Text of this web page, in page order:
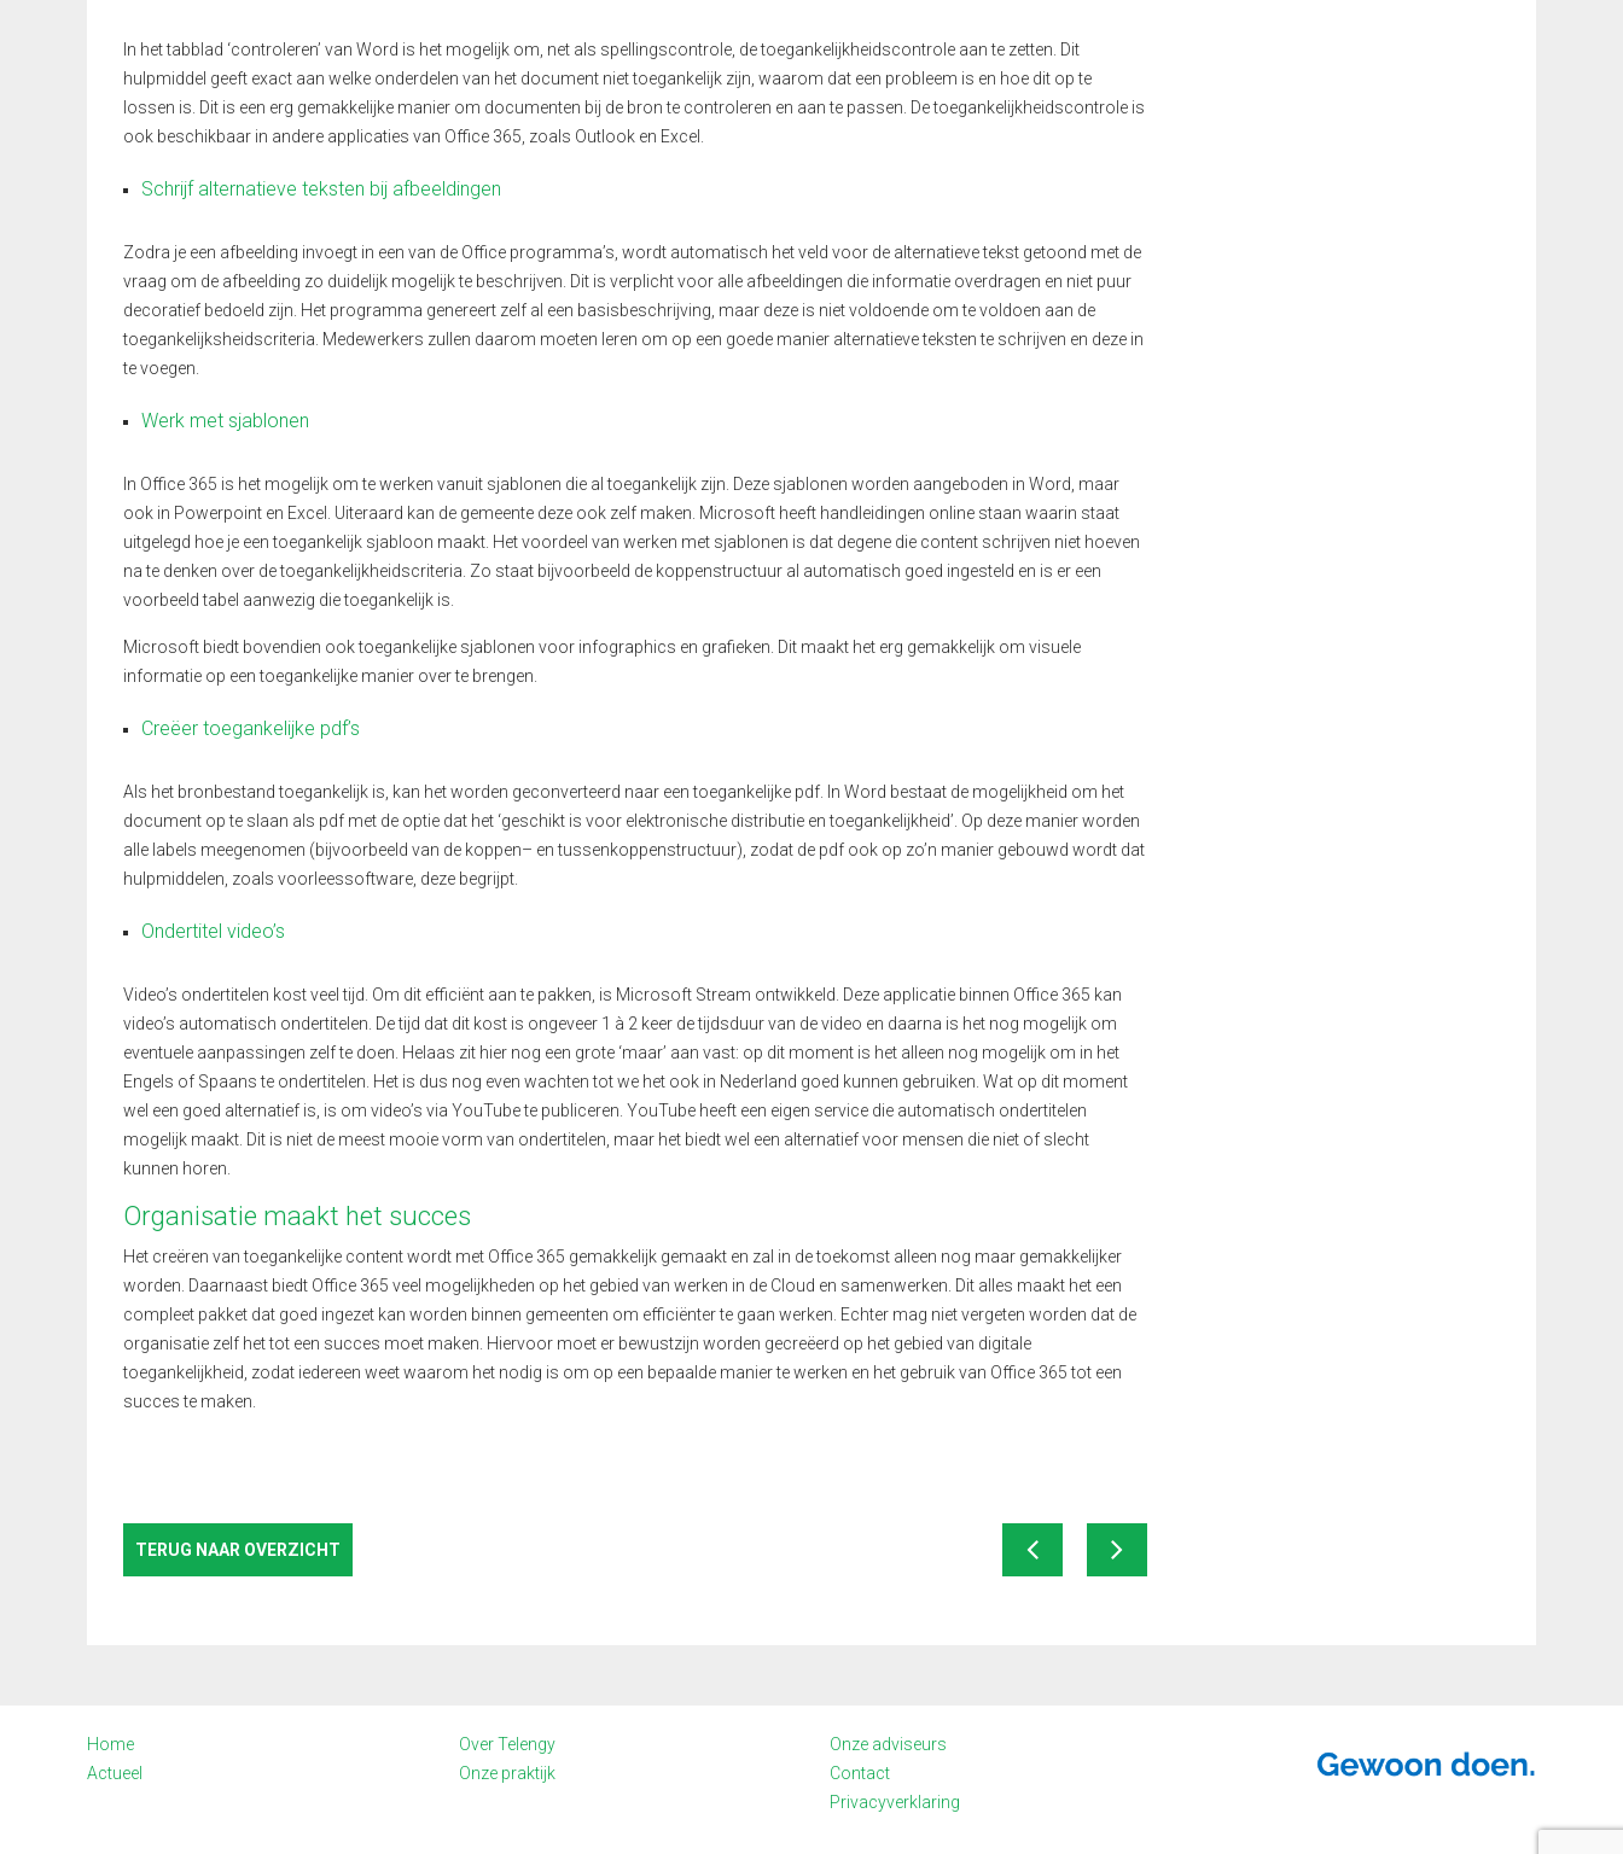
In het tabblad ‘controleren’ van Word is het mogelijk om, net als spellingscontrole, de toegankelijkheidscontrole aan te zetten. Dit
hulpmiddel geeft exact aan welke onderdelen van het document niet toegankelijk zijn, waarom dat een probleem is en hoe dit op te
lossen is. Dit is een erg gemakkelijke manier om documenten bij de bron te controleren en aan te passen. De toegankelijkheidscontrole is
ook beschikbaar in andere applicaties van Office 365, zoals Outlook en Excel.
Schrijf alternatieve teksten bij afbeeldingen
Zodra je een afbeelding invoegt in een van de Office programma’s, wordt automatisch het veld voor de alternatieve tekst getoond met de
vraag om de afbeelding zo duidelijk mogelijk te beschrijven. Dit is verplicht voor alle afbeeldingen die informatie overdragen en niet puur
decoratief bedoeld zijn. Het programma genereert zelf al een basisbeschrijving, maar deze is niet voldoende om tevoldoen aan de
toegankelijksheidscriteria. Medewerkers zullen daarom moeten leren om op een goede manier alternatieve teksten te schrijven en deze in
te voegen.
Werk met sjablonen
In Office 365 is het mogelijk om te werken vanuit sjablonen die al toegankelijk zijn. Deze sjablonen worden aangeboden in Word, maar
ook in Powerpoint en Excel. Uiteraard kan de gemeente deze ook zelf maken. Microsoft heeft handleidingen online staan waarin staat
uitgelegd hoe je een toegankelijk sjabloon maakt. Het voordeel van werken met sjablonen is dat degene die content schrijven niet hoeven
na te denken over de toegankelijkheidscriteria. Zo staat bijvoorbeeld de koppenstructuur al automatisch goed ingesteld en is er een
voorbeeld tabel aanwezig die toegankelijk is.
Microsoft biedt bovendien ooktoegankelijke sjablonen voor infographics en grafieken. Dit maakt het erg gemakkelijk om visuele
informatie op een toegankelijke manier over te brengen.
Creëer toegankelijke pdf’s
Als het bronbestand toegankelijk is, kan het worden geconverteerd naar een toegankelijke pdf. In Word bestaat de mogelijkheid om het
document op te slaan als pdf met de optie dat het ‘geschikt is voor elektronische distributie en toegankelijkheid’. Op deze manier worden
alle labels meegenomen (bijvoorbeeld van de koppen– en tussenkoppenstructuur), zodat de pdf ook op zo’n manier gebouwd wordt dat
hulpmiddelen, zoals voorleessoftware, deze begrijpt.
Ondertitel video’s
Video’s ondertitelen kost veel tijd. Om dit efficiënt aan te pakken, is Microsoft Stream ontwikkeld. Deze applicatie binnen Office 365 kan
video’s automatisch ondertitelen. De tijd dat dit kost is ongeveer 1 à 2 keer de tijdsduur van de video en daarna is het nog mogelijk om
eventuele aanpassingen zelf te doen. Helaas zit hier nog een grote ‘maar’ aan vast: op dit moment is het alleen nog mogelijk om in het
Engels of Spaans te ondertitelen. Het is dus nog even wachten tot we het ook in Nederland goed kunnen gebruiken. Wat op dit moment
wel een goed alternatief is, is om video’s via YouTube te publiceren. YouTube heeft een eigen service die automatisch ondertitelen
mogelijk maakt. Dit is niet de meest mooie vorm van ondertitelen, maar het biedt wel een alternatief voor mensen die niet of slecht
kunnen horen.
Organisatie maakt het succes
Het creëren van toegankelijke content wordt met Office 365 gemakkelijk gemaakt en zal in de toekomst alleen nog maar gemakkelijker
worden. Daarnaast biedt Office 365 veel mogelijkheden op het gebied van werken in de Cloud en samenwerken. Dit alles maakt het een
compleet pakket dat goed ingezet kan worden binnen gemeenten om efficiënter te gaan werken. Echter mag niet vergeten worden dat de
organisatie zelf het tot een succes moet maken. Hiervoor moet er bewustzijn worden gecreëerd op het gebied van digitale
toegankelijkheid, zodat iedereen weet waarom het nodig is om op een bepaalde manier te werken en het gebruik van Office 365 tot een
succes te maken.
TERUG NAAR OVERZICHT
Home
Actueel
Over Telengy
Onze praktijk
Onze adviseurs
Contact
Privacyverklaring